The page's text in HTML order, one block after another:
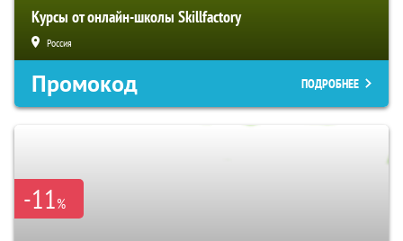
Курсы от онлайн-школы Skillfactory
Россия
Промокод ПОДРОБНЕЕ
-11%